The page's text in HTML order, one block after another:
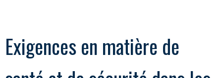
Exigences en matière de